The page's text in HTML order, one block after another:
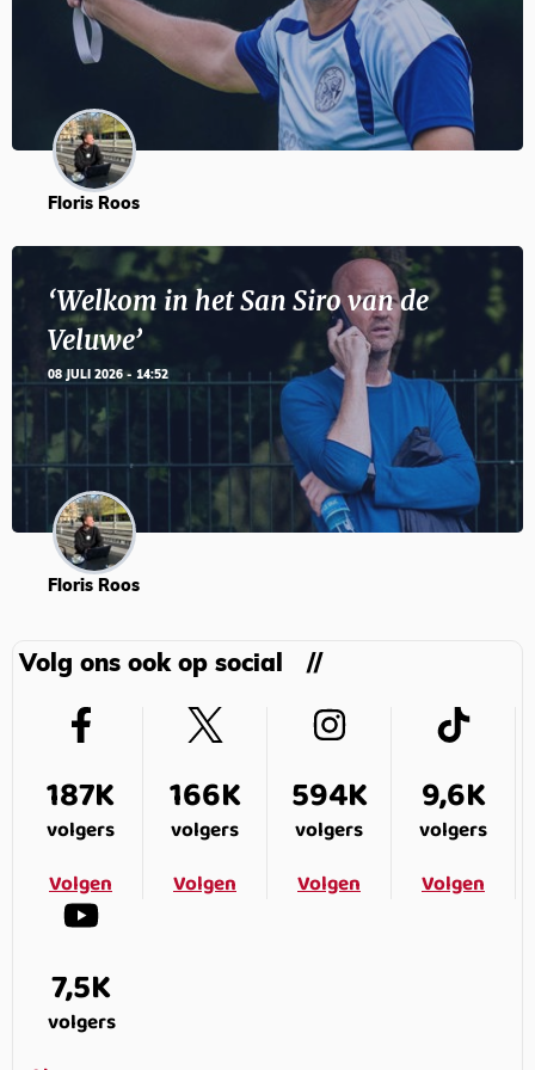
Floris Roos
‘Welkom in het San Siro van de
Veluwe’
08 JULI 2026 - 14:52
Floris Roos
Volg ons ook op social
187K
volgers
Volgen
166K
volgers
Volgen
594K
volgers
Volgen
9,6K
volgers
Volgen
7,5K
volgers